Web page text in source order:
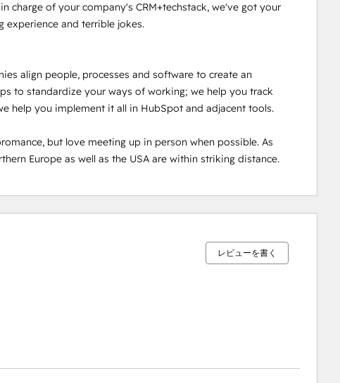
charge of your company's CRM+techstack, we've got your
experience and terrible jokes.
align people, processes and software to create an
to standardize your ways of working; we help you track
help you implement it all in HubSpot and adjacent tools.
but love meeting up in person when possible. As
Europe as well as the USA are within striking distance.
レビューを書く
了